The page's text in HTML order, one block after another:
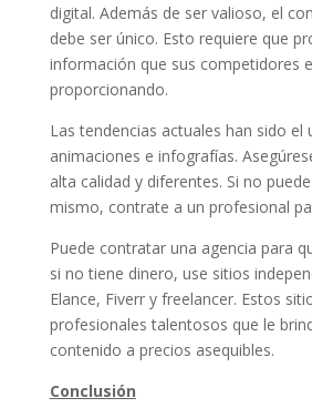
digital. Además de ser valioso, el
debe ser único. Esto requiere que
información que sus competidores
proporcionando.
Las tendencias actuales han sido el
animaciones e infografías.
alta calidad y diferentes. Si no
mismo, contrate a un profesional
Puede contratar una agencia para
si no tiene dinero, use sitios
Elance, Fiverr y freelancer. Estos
profesionales talentosos que le
contenido a precios asequibles.
Conclusión